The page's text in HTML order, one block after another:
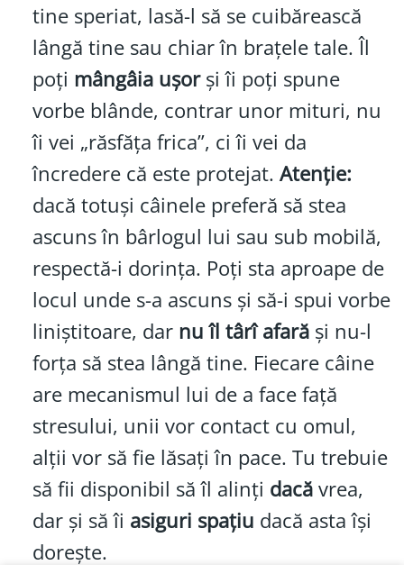
tine speriat, lasă-l să se cuibărească
lângă tine sau chiar în brațele tale. Îl
poți mângâia ușorși îi poți spune
vorbe blânde, contrar unor mituri, nu
îi vei „răsfăța frica”, ci îi vei da
încredere că este protejat. Atenție:
dacă totuși câinele preferă să stea
ascuns în bârlogul lui sau sub mobilă,
respectă-i dorința. Poți sta aproape de
locul unde s-a ascuns și să-i spui vorbe
liniștitoare, dar nu îl târî afarăși nu-l
forța să stea lângă tine. Fiecare câine
are mecanismul lui de a face față
stresului, unii vor contact cu omul,
alții vor să fie lăsați în pace. Tu trebuie
să fii disponibil să îl alinți dacăvrea,
dar și să îi asiguri spațiu dacă asta își
dorește.